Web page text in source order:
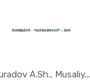
A.Sh., Musaliy...
In Iqtisod...